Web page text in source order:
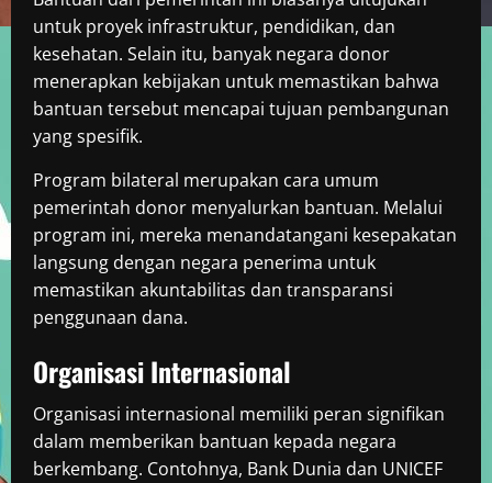
untuk proyek infrastruktur, pendidikan, dan
kesehatan. Selain itu, banyak negara donor
menerapkan kebijakan untuk memastikan bahwa
bantuan tersebut mencapai tujuan pembangunan
yang spesifik.
Program bilateral merupakan cara umum
pemerintah donor menyalurkan bantuan. Melalui
program ini, mereka menandatangani kesepakatan
langsung dengan negara penerima untuk
memastikan akuntabilitas dan transparansi
penggunaan dana.
Organisasi Internasional
Organisasi internasional memiliki peran signifikan
dalam memberikan bantuan kepada negara
berkembang. Contohnya, Bank Dunia dan UNICEF